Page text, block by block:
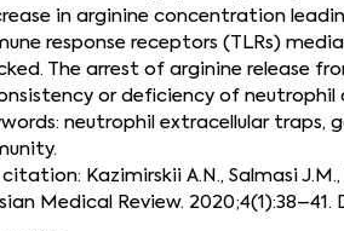
in arginine concentration
response receptors (TLRs)
The arrest of arginine release
or deficiency of
neutrophil extracellular
citation: Kazimirskii A.N., Salmasi
Medical Review.